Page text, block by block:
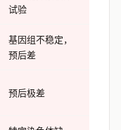
试验
基因组不稳定，
预后差
预后极差